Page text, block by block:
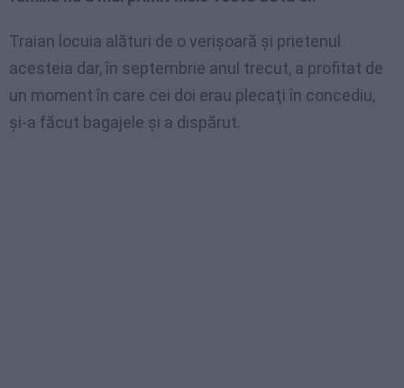
Traian locuia alături de o verişoară şi prietenul
acesteia dar, în septembrie anul trecut, a profitat de
un moment în care cei doi erau plecaţi în concediu,
şi-a făcut bagajele şi a dispărut.